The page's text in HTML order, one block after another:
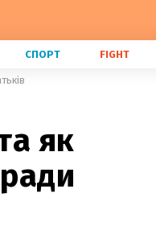
СПОРТ FIGHT
як